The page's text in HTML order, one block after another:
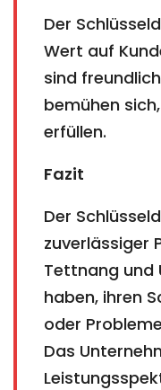
Der
Wert auf
sind
bemühen
erfüllen.
Fazit
Der
zuverlässiger
Tettnang und
haben, ihren
oder
Das